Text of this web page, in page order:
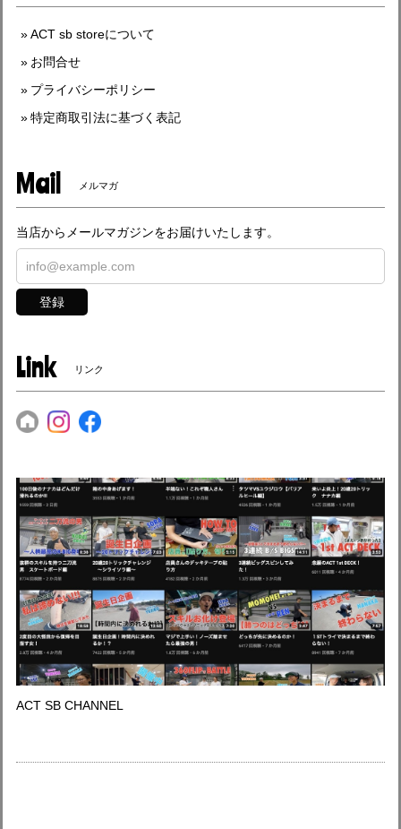
ACT sb storeについて
お問合せ
プライバシーポリシー
特定商取引法に基づく表記
Mail メルマガ
当店からメールマガジンをお届けいたします。
登録
Link リンク
ACT SB CHANNEL